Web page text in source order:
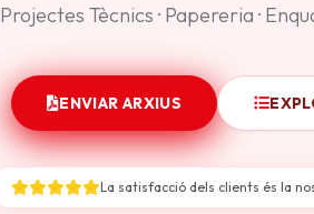
Projectes Tècnics · Papereria ·
ENVIAR ARXIUS
La satisfacció dels clients és la